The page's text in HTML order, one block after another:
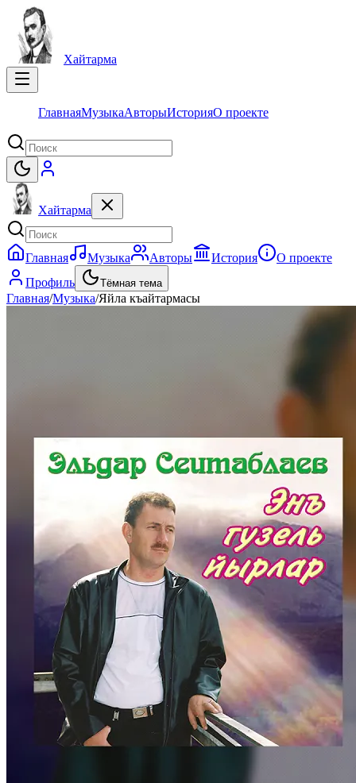
Хайтарма
ГлавнаяМузыкаАвторыИсторияО проекте
Хайтарма
Главная Музыка Авторы История
О проекте
Профиль
Тёмная тема
Главная/Музыка/Яйла къайтармасы